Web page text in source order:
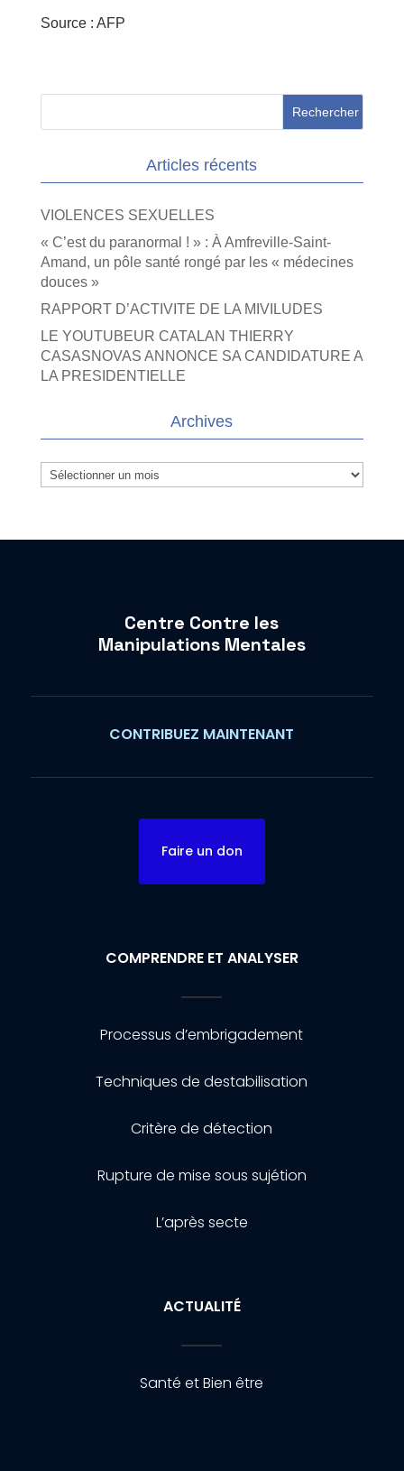
Source : AFP
Articles récents
VIOLENCES SEXUELLES
« C’est du paranormal ! » : À Amfreville-Saint-
Amand, un pôle santé rongé par les « médecines
douces »
RAPPORT D’ACTIVITE DE LA MIVILUDES
LE YOUTUBEUR CATALAN THIERRY
CASASNOVAS ANNONCE SA CANDIDATURE A
LA PRESIDENTIELLE
Archives
Archives
Centre Contre les
Manipulations Mentales
CONTRIBUEZ MAINTENANT
Faire un don
COMPRENDRE ET ANALYSER
Processus d’embrigadement
Techniques de destabilisation
Critère de détection
Rupture de mise sous sujétion
L’après secte
ACTUALITÉ
Santé et Bien être